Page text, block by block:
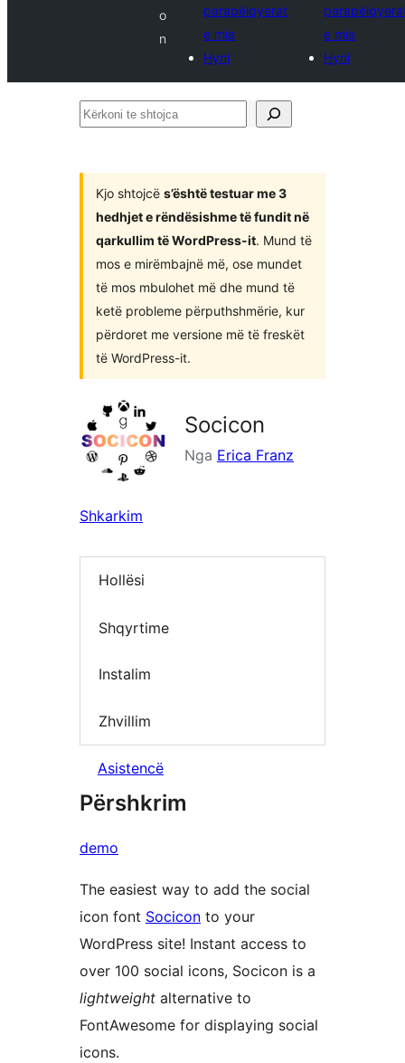
o
n
parapëlqyerat
e mia
Hyni
e mia
Hyni
Kërkoni
Kjo shtojcë s’është testuar me 3
hedhjet e rëndësishme të fundit në
qarkullim të WordPress-it. Mund të
mos e mirëmbajnë më, ose mundet
të mos mbulohet më dhe mund të
ketë probleme përputhshmërie, kur
përdoret me versione më të freskët
të WordPress-it.
Socicon
Nga Erica Franz
Shkarkim
Hollësi
Shqyrtime
Instalim
Zhvillim
Asistencë
Përshkrim
demo
The easiest way to add the social
icon font Socicon to your
WordPress site! Instant access to
over 100 social icons, Socicon is a
lightweight alternative to
FontAwesome for displaying social
icons.